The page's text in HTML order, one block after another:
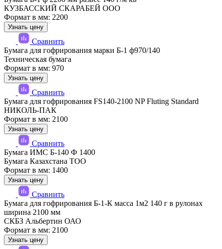
КУЗБАССКИЙ СКАРАБЕЙ ООО
Формат в мм: 2200
Узнать цену
Сравнить
Бумага для гофрирования марки Б-1 ф970/140
Техническая бумага
Формат в мм: 970
Узнать цену
Сравнить
Бумага для гофрирования FS140-2100 NP Fluting Standard
НИКОЛЬ-ПАК
Формат в мм: 2100
Узнать цену
Сравнить
Бумага ИМС Б-140 Ф 1400
Бумага Казахстана ТОО
Формат в мм: 1400
Узнать цену
Сравнить
Бумага для гофрирования Б-1-К масса 1м2 140 г в рулонах
ширина 2100 мм
СКБЗ Альбертин ОАО
Формат в мм: 2100
Узнать цену